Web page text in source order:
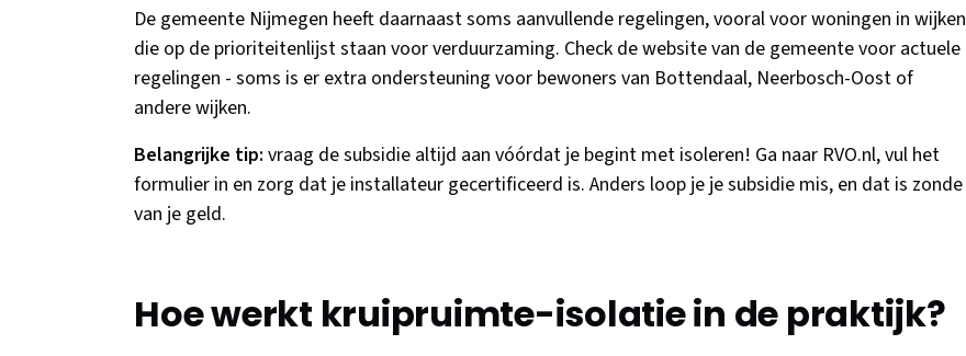
De gemeente Nijmegen heeft daarnaast soms aanvullende regelingen, vooral voor woningen in wijken
die op de prioriteitenlijst staan voor verduurzaming. Check de website van de gemeente voor actuele
regelingen - soms is er extra ondersteuning voor bewoners van Bottendaal, Neerbosch-Oost of
andere wijken.
Belangrijke tip: vraag de subsidie altijd aan vóórdat je begint met isoleren! Ga naar RVO.nl, vul het
formulier in en zorg dat je installateur gecertificeerd is. Anders loop je je subsidie mis, en dat is zonde
van je geld.
Hoe werkt kruipruimte-isolatie in de praktijk?